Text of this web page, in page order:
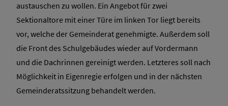
austauschen zu wollen. Ein Angebot für zwei
Sektionaltore mit einer Türe im linken Tor liegt bereits
vor, welche der Gemeinderat genehmigte. Außerdem soll
die Front des Schulgebäudes wieder auf Vordermann
und die Dachrinnen gereinigt werden. Letzteres soll nach
Möglichkeit in Eigenregie erfolgen und in der nächsten
Gemeinderatssitzung behandelt werden.